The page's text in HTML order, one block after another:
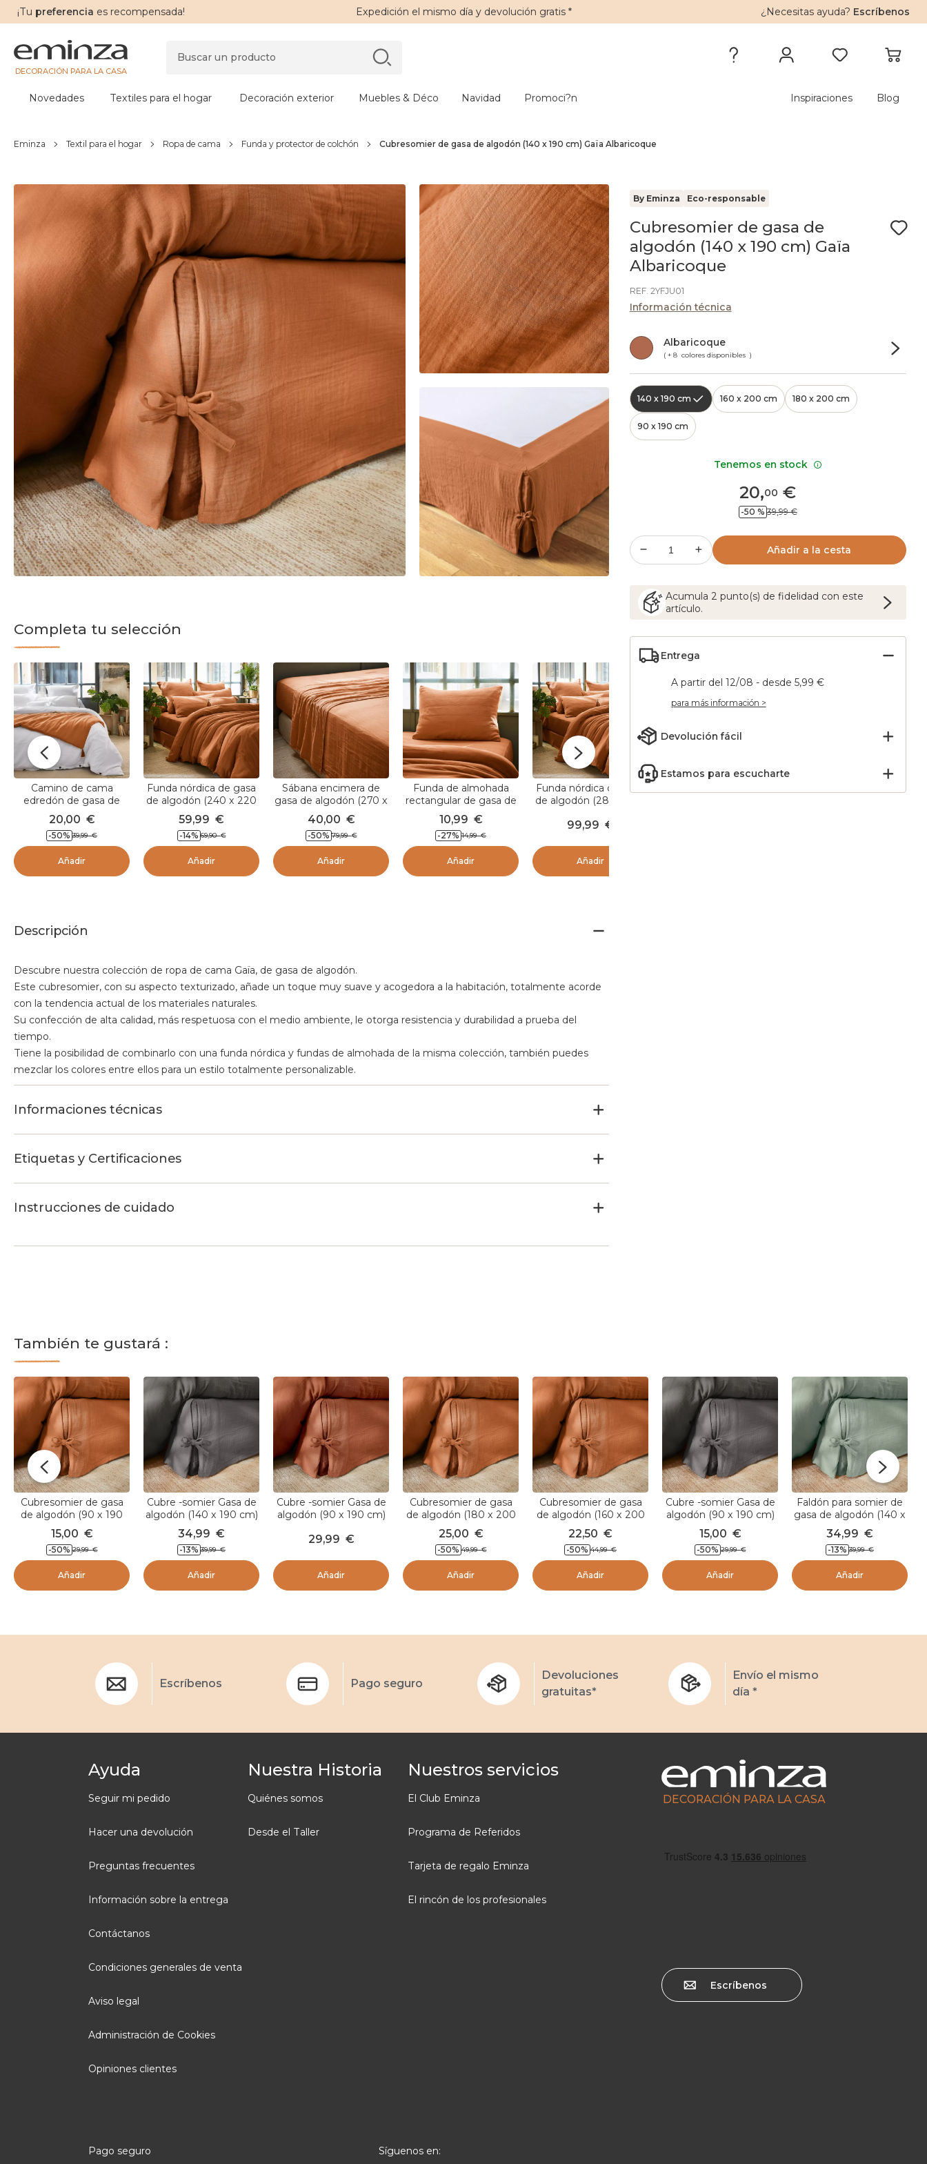
¡Tu preferencia es recompensada! Expedición el mismo día y devolución gratis* ¿Necesitas ayuda? Escríbenos
DECORACIÓN PARA LA CASA
Novedades Textiles para el hogar Decoración exterior Muebles & Déco Navidad Promoci?n Inspiraciones Blog
Eminza Textil para el hogar Ropa de cama Funda y protector de colchón Cubresomier de gasa de algodón (140 x 190 cm) Gaïa Albaricoque
By Eminza Eco-responsable
Cubresomier de gasa de
algodón (140 x 190 cm) Gaïa
Albaricoque
REF. 2YFJU01
Información técnica
Albaricoque
( + 8 colores disponibles )
140 x 190 cm 160 x 200 cm 180 x 200 cm
90 x 190 cm
20,00 €
-50 % 39,99 €
Añadir a la cesta
Acumula 2 punto(s) de fidelidad con este
artículo.
Entrega
A partir del 12/08 - desde 5,99 €
para más información >
Devolución fácil
Estamos para escucharte
Completa tu selección
Camino de cama
edredón de gasa de
algodón (90 x 200 cm)
Gaïa Albaricoque
20,00 €
-50% 39,99 €
Añadir
Funda nórdica de gasa
de algodón (240 x 220
cm) Gaïa Albaricoque
59,99 €
-14% 69,90 €
Añadir
Sábana encimera de
gasa de algodón (270 x
300 cm) Gaïa
Albaricoque
40,00 €
-50% 79,99 €
Añadir
Funda de almohada
rectangular de gasa de
algodón (50 x 80 cm)
Gaïa Albaricoque
10,99 €
-27% 14,99 €
Añadir
Funda nórdica de gasa
de algodón (280 x 240
99,99 €
Añadir
Descripción
Descubre nuestra colección de ropa de cama Gaïa, de gasa de algodón.
Este cubresomier, con su aspecto texturizado, añade un toque muy suave y acogedora a la habitación, totalmente acorde
con la tendencia actual de los materiales naturales.
Su confección de alta calidad, más respetuosa con el medio ambiente, le otorga resistencia y durabilidad a prueba del
tiempo.
Tiene la posibilidad de combinarlo con una funda nórdica y fundas de almohada de la misma colección, también puedes
mezclar los colores entre ellos para un estilo totalmente personalizable.
Informaciones técnicas
Etiquetas y Certificaciones
Instrucciones de cuidado
También te gustará :
Cubresomier de gasa
de algodón (90 x 190
cm) Gaïa Albaricoque
15,00 €
-50% 29,99 €
Añadir
Cubre -somier Gasa de
algodón (140 x 190 cm)
Gaïa Gris granito
34,99 €
-13% 39,99 €
Añadir
Cubre -somier Gasa de
algodón (90 x 190 cm)
29,99 €
Añadir
Cubresomier de gasa
de algodón (180 x 200
cm) Gaïa Albaricoque
25,00 €
-50% 49,99 €
Añadir
Cubresomier de gasa
de algodón (160 x 200
cm) Gaïa Albaricoque
22,50 €
-50% 44,99 €
Añadir
Cubre -somier Gasa de
algodón (90 x 190 cm)
Gaïa Gris granito
15,00 €
-50% 29,99 €
Añadir
Faldón para somier de
gasa de algodón (140 x
190 cm) Gaïa Verde
eucalipto
34,99 €
-13% 39,99 €
Añadir
Escríbenos Pago seguro
Devoluciones
gratuitas*
Envío el mismo
día *
Ayuda
Seguir mi pedido
Hacer una devolución
Preguntas frecuentes
Información sobre la entrega
Contáctanos
Condiciones generales de venta
Aviso legal
Administración de Cookies
Opiniones clientes
Nuestra Historia
Quiénes somos
Desde el Taller
Nuestros servicios
El Club Eminza
Programa de Referidos
Tarjeta de regalo Eminza
El rincón de los profesionales
DECORACIÓN PARA LA CASA
Escríbenos
Pago seguro Síguenos en: